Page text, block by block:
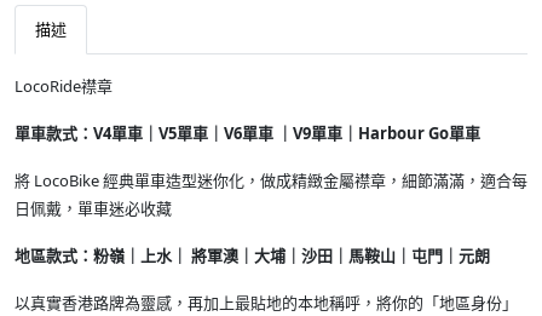
描述
LocoRide襟章
單車款式：V4單車｜V5單車｜V6單車 ｜V9單車｜Harbour Go單車
將 LocoBike 經典單車造型迷你化，做成精緻金屬襟章，細節滿滿，適合每
日佩戴，單車迷必收藏
地區款式：粉嶺｜上水｜ 將軍澳｜大埔｜沙田｜馬鞍山｜屯門｜元朗
以真實香港路牌為靈感，再加上最貼地的本地稱呼，將你的「地區身份」